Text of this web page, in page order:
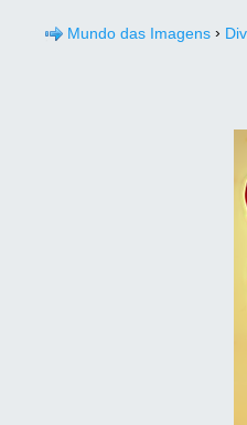
Mundo das Imagens ›